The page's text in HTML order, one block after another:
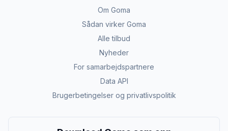
Om Goma
Sådan virker Goma
Alle tilbud
Nyheder
For samarbejdspartnere
Data API
Brugerbetingelser og privatlivspolitik